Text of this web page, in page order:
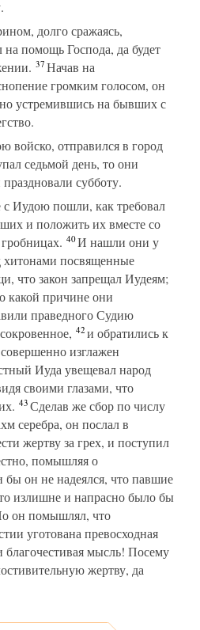
долго сражаясь,
помощь Господа, да будет
37Начав на
громким голосом, он
устремившись на бывших с
войско, отправился в город
седьмой день, то они
субботу.
Иудою пошли, как требовал
и положить их вместе со
40И нашли они у
посвященные
что закон запрещал Иудеям;
какой причине они
праведного Судию
42и обратились к
изглажен
Иуда увещевал народ
своими глазами, что
43Сделав же сбор по числу
серебра, он послал в
жертву за грех, и поступил
помышляя о
бы он не надеялся, что павшие
излишне и напрасно было бы
он помышлял, что
уготована превосходная
благочестивая мысль! Посему
жертву, да